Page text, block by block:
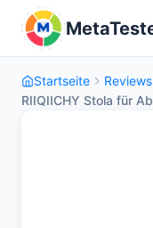
Startseite Reviews
RIIQIICHY Stola für